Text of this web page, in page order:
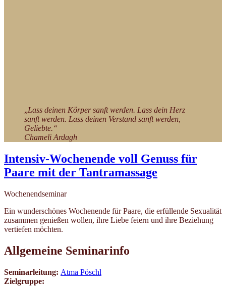
„Lass deinen Körper sanft werden. Lass dein Herz
sanft werden. Lass deinen Verstand sanft werden,
Geliebte.“
Chameli Ardagh
Intensiv-Wochenende voll Genuss für
Paare mit der Tantramassage
Wochenendseminar
Ein wunderschönes Wochenende für Paare, die erfüllende Sexualität
zusammen genießen wollen, ihre Liebe feiern und ihre Beziehung
vertiefen möchten.
Allgemeine Seminarinfo
Seminarleitung: Atma Pöschl
Zielgruppe: